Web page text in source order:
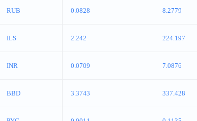
RUB 0.0828 8.2779
ILS 2.242 224.197
INR 0.0709 7.0876
BBD 3.3743 337.428